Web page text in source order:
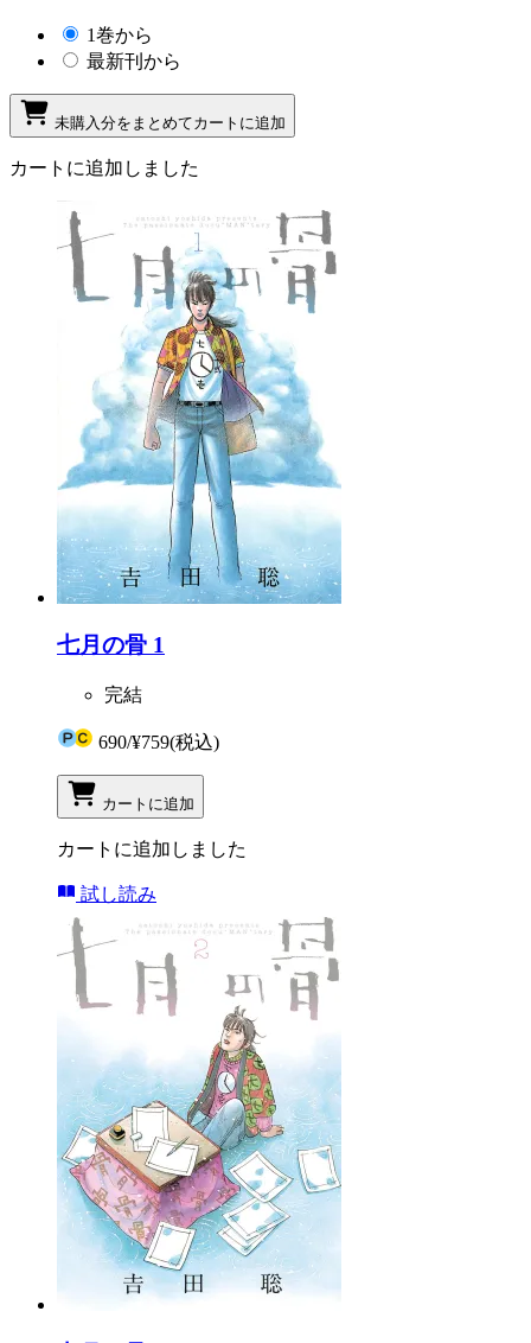
1巻から
最新刊から
未購入分をまとめてカートに追加
カートに追加しました
七月の骨 1
完結
690/¥759(税込)
カートに追加
カートに追加しました
試し読み